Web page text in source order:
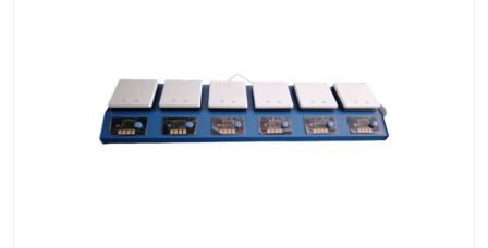
单层玻璃反应釜 低温恒温反应浴槽